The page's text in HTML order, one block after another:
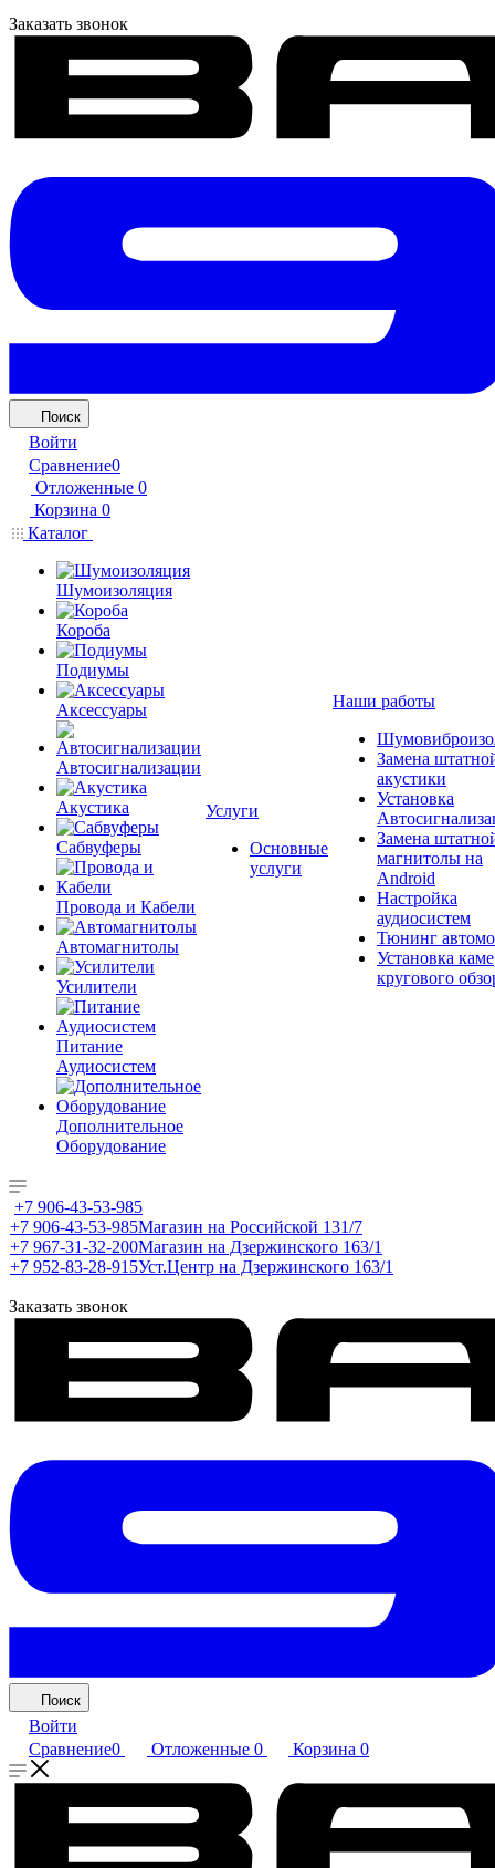
Заказать звонок
Поиск
Войти
Сравнение0
Отложенные 0
Корзина 0
Каталог
Шумоизоляция
Короба
Подиумы
Аксессуары
Автосигнализации
Акустика
Сабвуферы
Провода и Кабели
Автомагнитолы
Усилители
Питание
Аудиосистем
Дополнительное
Оборудование
Услуги
Основные
услуги
Наши работы
Замена
акустики
Установка
Замена
магнитолы на
Android
Настройка
аудиосистем
Тюнинг
Установка
кругового
+7 906-43-53-985
+7 906-43-53-985Магазин на Российской 131/7
+7 967-31-32-200Магазин на Дзержинского 163/1
+7 952-83-28-915Уст.Центр на Дзержинского 163/1
Заказать звонок
Поиск
Войти
Сравнение0 Отложенные 0 Корзина 0